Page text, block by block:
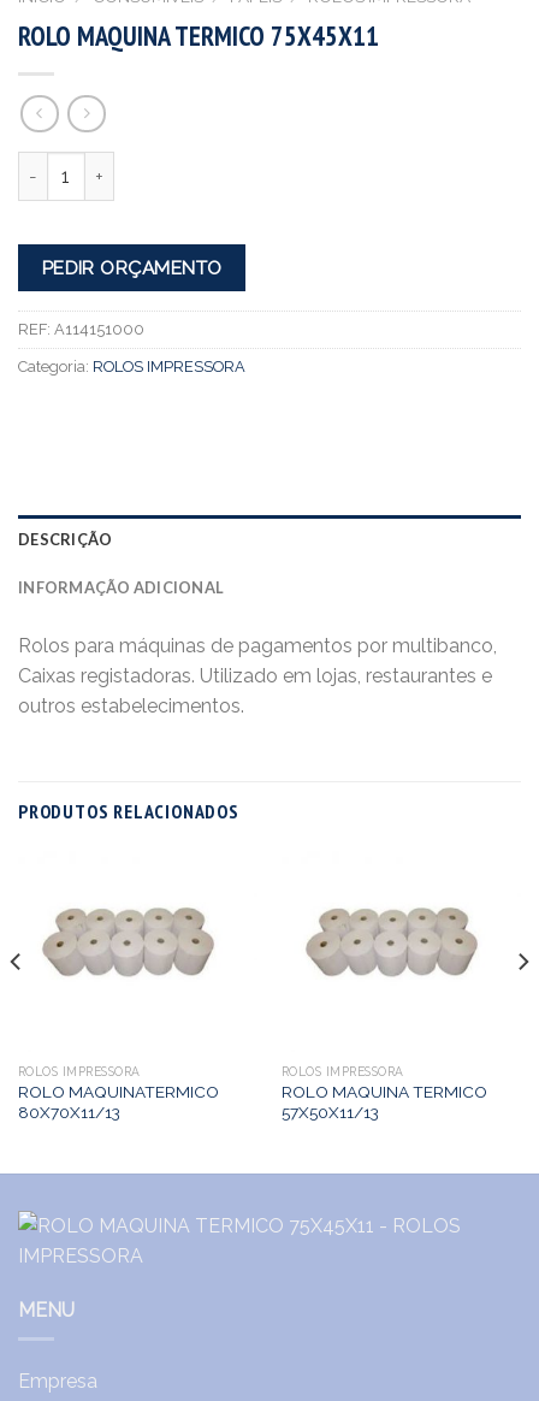
ROLO MAQUINA TERMICO 75X45X11
PEDIR ORÇAMENTO
REF: A114151000
Categoria: ROLOS IMPRESSORA
DESCRIÇÃO
INFORMAÇÃO ADICIONAL
Rolos para máquinas de pagamentos por multibanco,
Caixas registadoras. Utilizado em lojas, restaurantes e
outros estabelecimentos.
PRODUTOS RELACIONADOS
ROLOS IMPRESSORA
ROLO MAQUINATERMICO
80X70X11/13
ROLOS IMPRESSORA
ROLO MAQUINA TERMICO
57X50X11/13
MENU
Empresa